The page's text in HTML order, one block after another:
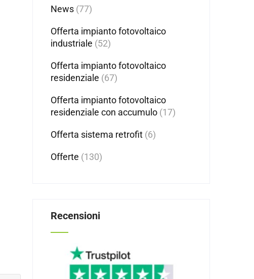
News (77)
Offerta impianto fotovoltaico
industriale (52)
Offerta impianto fotovoltaico
residenziale (67)
Offerta impianto fotovoltaico
residenziale con accumulo (17)
Offerta sistema retrofit (6)
Offerte (130)
Recensioni